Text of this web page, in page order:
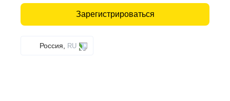
Зарегистрироваться
Россия, RU